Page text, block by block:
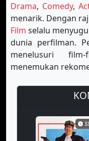
Drama, Comedy,
menarik. Dengan
Film selalu
dunia perfilman.
menelusuri
menemukan